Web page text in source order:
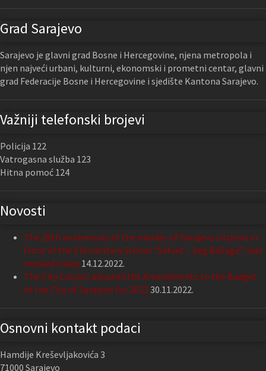
Grad Sarajevo
Sarajevo je glavni grad Bosne i Hercegovine, njena metropola i
njen najveći urbani, kulturni, ekonomski i prometni centar, glavni
grad Federacije Bosne i Hercegovine i sjedište Kantona Sarajevo.
Važniji telefonski brojevi
Policija 122
Vatrogasna služba 123
Hitna pomoć 124
Novosti
The 29th anniversary of the murder of Sarajevo citizens in
front of the Elementary School “Safvet – beg Bašagić” was
marked today 14.12.2022.
The City Council adopted the Amendments to the Budget
of the City of Sarajevo for 202230.11.2022.
Osnovni kontakt podaci
Hamdije Kreševljakovića 3
71000 Sarajevo